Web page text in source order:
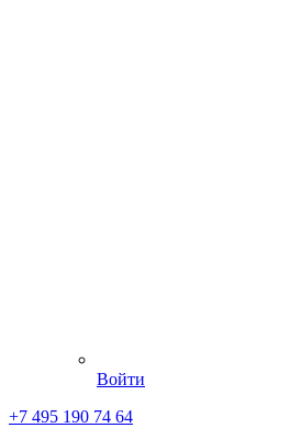
Войти
+7 495 190 74 64